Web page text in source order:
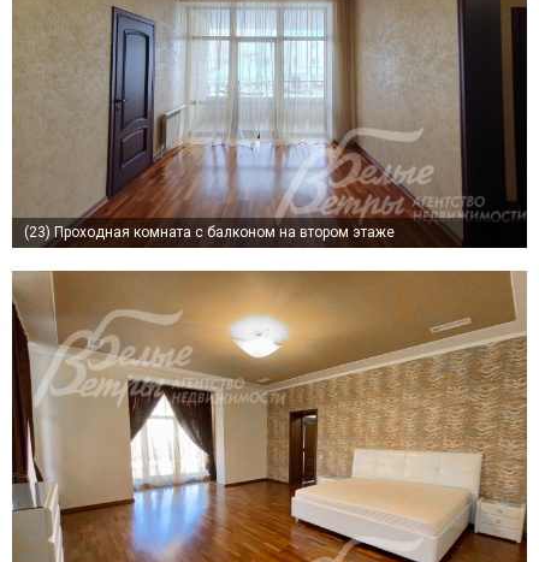
(23) Проходная комната с балконом на втором этаже